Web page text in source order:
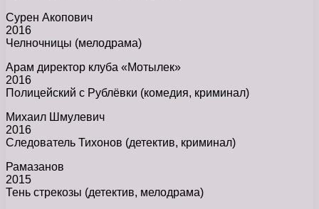
Сурен Акопович
2016
Челночницы (мелодрама)
Арам директор клуба «Мотылек»
2016
Полицейский с Рублёвки (комедия, криминал)
Михаил Шмулевич
2016
Следователь Тихонов (детектив, криминал)
Рамазанов
2015
Тень стрекозы (детектив, мелодрама)